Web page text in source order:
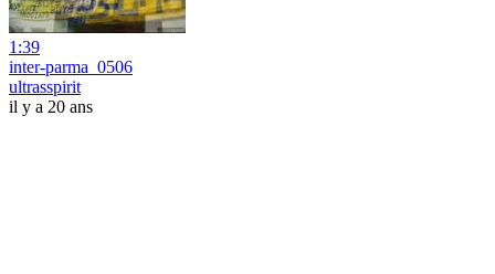
1:39
inter-parma_0506
ultrasspirit
il y a 20 ans